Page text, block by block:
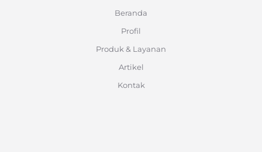
Beranda
Profil
Produk & Layanan
Artikel
Kontak